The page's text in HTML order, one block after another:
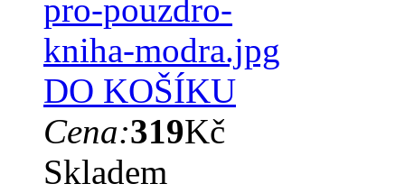
DO KOŠÍKU
Cena:319Kč
Skladem